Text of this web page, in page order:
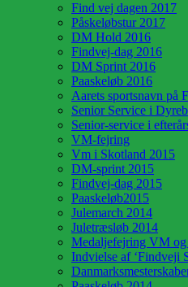
Find vej dagen 2017
Påskeløbstur 2017
DM Hold 2016
Findvej-dag 2016
DM Sprint 2016
Paaskeløb 2016
Aarets sportsnavn på
Senior Service i
Senior-service i
VM-fejring
Vm i Skotland 2015
DM-sprint 2015
Findvej-dag 2015
Paaskeløb2015
Julemarch 2014
Juletræsløb 2014
Medaljefejring VM
Indvielse af ‘Findveji